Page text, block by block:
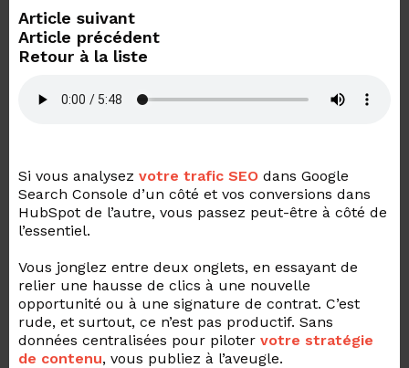
Article suivant
Article précédent
Retour à la liste
Si vous analysez votre trafic SEO dans Google
Search Console d’un côté et vos conversions dans
HubSpot de l’autre, vous passez peut-être à côté de
l’essentiel.
Vous jonglez entre deux onglets, en essayant de
relier une hausse de clics à une nouvelle
opportunité ou à une signature de contrat. C’est
rude, et surtout, ce n’est pas productif. Sans
données centralisées pour piloter votre stratégie
de contenu, vous publiez à l’aveugle.